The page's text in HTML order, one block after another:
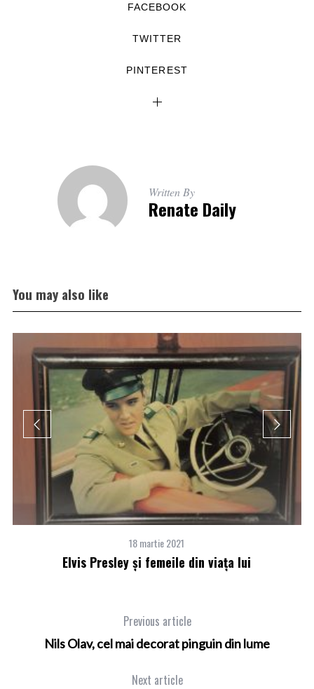
FACEBOOK
TWITTER
PINTEREST
Written By
Renate Daily
You may also like
18 martie 2021
Elvis Presley şi femeile din viaţa lui
Previous article
Nils Olav, cel mai decorat pinguin din lume
Next article